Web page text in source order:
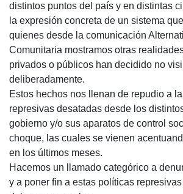
distintos puntos del país y en distintas
la expresión concreta de un sistema
quienes desde la comunicación
Comunitaria mostramos otras
privados o públicos han decidido no
deliberadamente.
Estos hechos nos llenan de repudio a
represivas desatadas desde los
gobierno y/o sus aparatos de control
choque, las cuales se vienen
en los últimos meses.
Hacemos un llamado categórico a
y a poner fin a estas políticas